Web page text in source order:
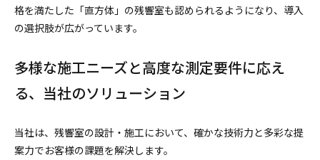
格を満たした「直方体」の残響室も認められるようになり、導入
の選択肢が広がっています。
多様な施工ニーズと高度な測定要件に応え
る、当社のソリューション
当社は、残響室の設計・施工において、確かな技術力と多彩な提
案力でお客様の課題を解決します。